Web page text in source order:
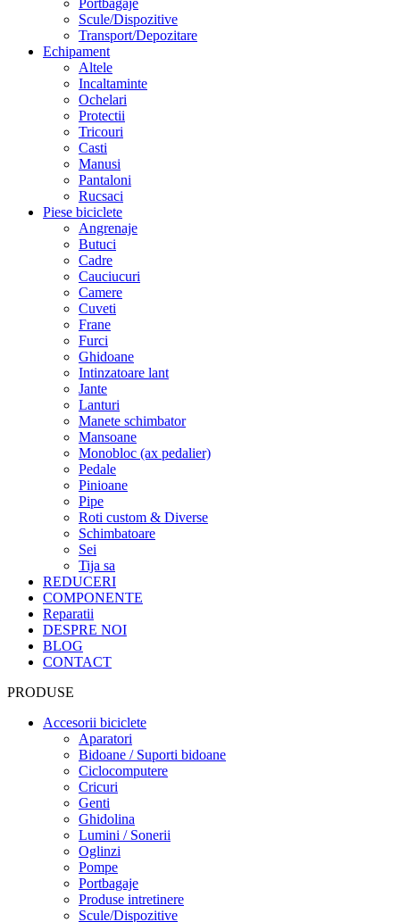
Portbagaje
Scule/Dispozitive
Transport/Depozitare
Echipament
Altele
Incaltaminte
Ochelari
Protectii
Tricouri
Casti
Manusi
Pantaloni
Rucsaci
Piese biciclete
Angrenaje
Butuci
Cadre
Cauciucuri
Camere
Cuveti
Frane
Furci
Ghidoane
Intinzatoare lant
Jante
Lanturi
Manete schimbator
Mansoane
Monobloc (ax pedalier)
Pedale
Pinioane
Pipe
Roti custom & Diverse
Schimbatoare
Sei
Tija sa
REDUCERI
COMPONENTE
Reparatii
DESPRE NOI
BLOG
CONTACT
PRODUSE
Accesorii biciclete
Aparatori
Bidoane / Suporti bidoane
Ciclocomputere
Cricuri
Genti
Ghidolina
Lumini / Sonerii
Oglinzi
Pompe
Portbagaje
Produse intretinere
Scule/Dispozitive